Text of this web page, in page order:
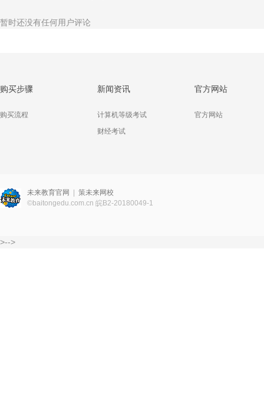
暂时还没有任何用户评论
购买步骤
购买流程
新闻资讯
计算机等级考试
财经考试
官方网站
官方网站
未来教育官网
策未来网校
©baitongedu.com.cn 皖B2-20180049-1
>-->